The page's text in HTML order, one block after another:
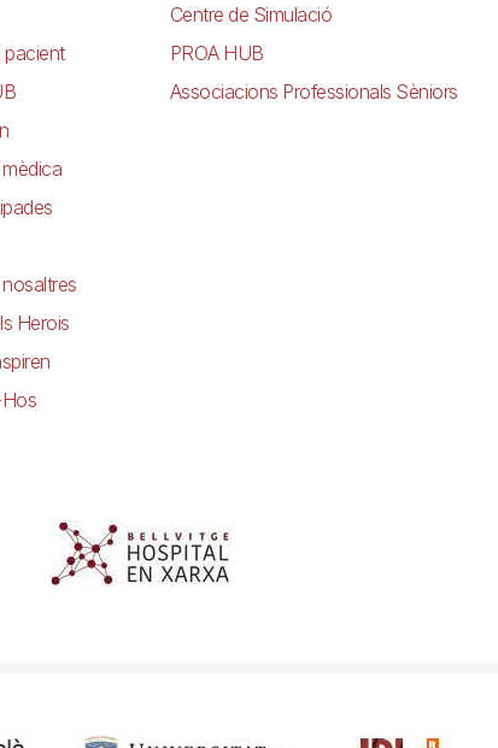
pacient
nosaltres
Herois
Centre de Simulació
PROA HUB
Associacions Professionals Sèniors